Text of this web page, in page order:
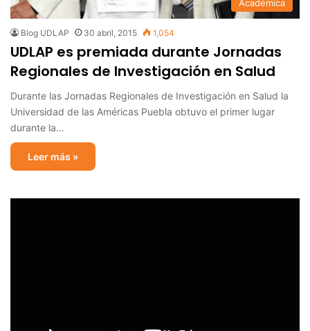
Académica
Blog UDLAP 30 abril, 2015 1,054
UDLAP es premiada durante Jornadas
Regionales de Investigación en Salud
Durante las Jornadas Regionales de Investigación en Salud la
Universidad de las Américas Puebla obtuvo el primer lugar
durante la…
Leer más »